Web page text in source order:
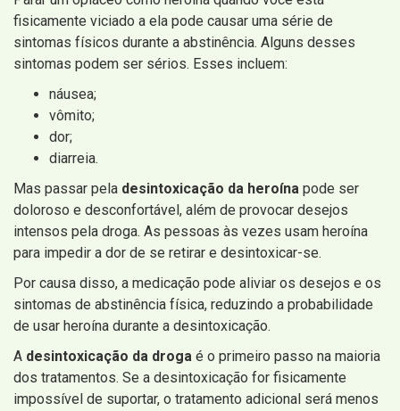
fisicamente viciado a ela pode causar uma série de
sintomas físicos durante a abstinência. Alguns desses
sintomas podem ser sérios. Esses incluem:
náusea;
vômito;
dor;
diarreia.
Mas passar pela desintoxicação da heroína pode ser
doloroso e desconfortável, além de provocar desejos
intensos pela droga. As pessoas às vezes usam heroína
para impedir a dor de se retirar e desintoxicar-se.
Por causa disso, a medicação pode aliviar os desejos e os
sintomas de abstinência física, reduzindo a probabilidade
de usar heroína durante a desintoxicação.
A desintoxicação da droga é o primeiro passo na maioria
dos tratamentos. Se a desintoxicação for fisicamente
impossível de suportar, o tratamento adicional será menos